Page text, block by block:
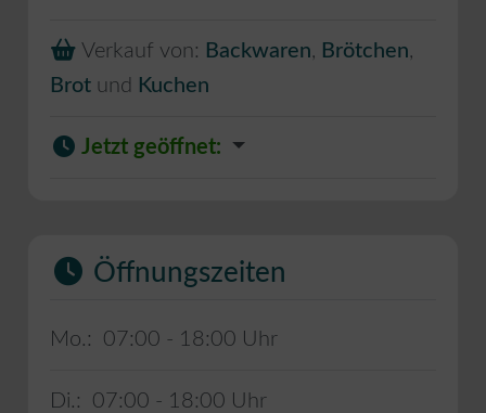
Verkauf von: Backwaren, Brötchen,
Brot und Kuchen
Jetzt geöffnet:
Öffnungszeiten
Mo.: 07:00 - 18:00
Di.: 07:00 - 18:00